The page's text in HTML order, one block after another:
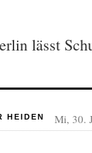
lässt
HEIDEN Mi, 30.